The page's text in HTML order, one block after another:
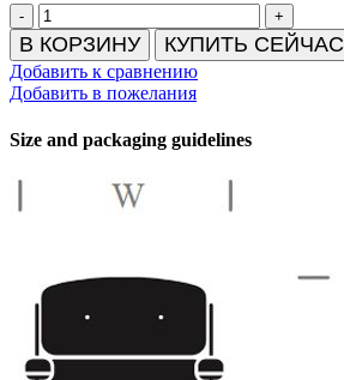
Количество
товара
Стол
холодильный
HICOLD
1133/TN
по
Крыму
Симферополю
В КОРЗИНУ КУПИТЬ СЕЙЧАС
Добавить к сравнению
Добавить в пожелания
Size and packaging guidelines